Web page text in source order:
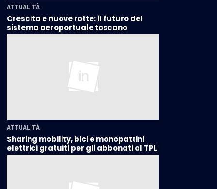
ATTUALITÀ
Crescita e nuove rotte: il futuro del
sistema aeroportuale toscano
ATTUALITÀ
Sharing mobility, bici e monopattini
elettrici gratuiti per gli abbonati al TPL